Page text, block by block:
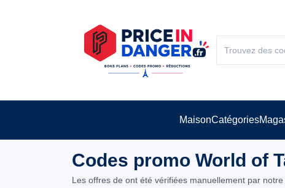
MaisonCatégories
Codes promo World of
Les offres de ont été vérifiées manuellement par notre